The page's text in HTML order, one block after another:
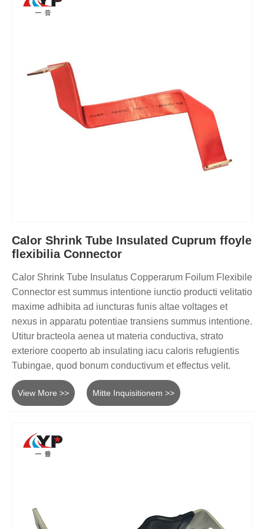
Calor Shrink Tube Insulated Cuprum ffoyle
flexibilia Connector
Calor Shrink Tube Insulatus Copperarum Foilum Flexibile
Connector est summus intentione iunctio producti velitatio
maxime adhibita ad iuncturas funis altae voltages et
nexus in apparatu potentiae transiens summus intentione.
Utitur bracteola aenea ut materia conductiva, strato
exteriore cooperto ab insulating iacu caloris refugientis
Tubingae, quod bonum conductivum et effectus velit.
View More >> Mitte Inquisitionem >>